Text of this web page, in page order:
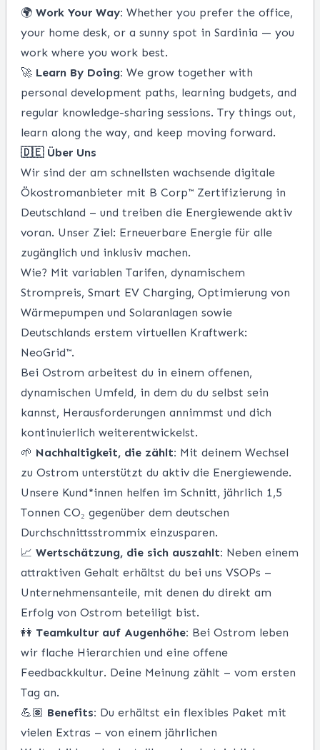
🌍 Work Your Way: Whether you prefer the office,
your home desk, or a sunny spot in Sardinia — you
work where you work best.
🚀 Learn By Doing: We grow together with
personal development paths, learning budgets, and
regular knowledge-sharing sessions. Try things out,
learn along the way, and keep moving forward.
🇩🇪 Über Uns
Wir sind der am schnellsten wachsende digitale
Ökostromanbieter mit B Corp™ Zertifizierung in
Deutschland – und treiben die Energiewende aktiv
voran. Unser Ziel: Erneuerbare Energie für alle
zugänglich und inklusiv machen.
Wie? Mit variablen Tarifen, dynamischem
Strompreis, Smart EV Charging, Optimierung von
Wärmepumpen und Solaranlagen sowie
Deutschlands erstem virtuellen Kraftwerk:
NeoGrid™.
Bei Ostrom arbeitest du in einem offenen,
dynamischen Umfeld, in dem du du selbst sein
kannst, Herausforderungen annimmst und dich
kontinuierlich weiterentwickelst.
🌱 Nachhaltigkeit, die zählt: Mit deinem Wechsel
zu Ostrom unterstützt du aktiv die Energiewende.
Unsere Kund*innen helfen im Schnitt, jährlich 1,5
Tonnen CO₂ gegenüber dem deutschen
Durchschnittsstrommix einzusparen.
📈 Wertschätzung, die sich auszahlt: Neben einem
attraktiven Gehalt erhältst du bei uns VSOPs –
Unternehmensanteile, mit denen du direkt am
Erfolg von Ostrom beteiligt bist.
👭 Teamkultur auf Augenhöhe: Bei Ostrom leben
wir flache Hierarchien und eine offene
Feedbackkultur. Deine Meinung zählt – vom ersten
Tag an.
💪🏽 Benefits: Du erhältst ein flexibles Paket mit
vielen Extras – von einem jährlichen